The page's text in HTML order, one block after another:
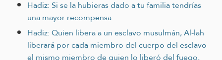
Hadiz: Si se la hubieras dado a tu familia tendrías
una mayor recompensa
Hadiz: Quien libera a un esclavo musulmán, Al-lah
liberará por cada miembro del cuerpo del esclavo
el mismo miembro de quien lo liberó del fuego,